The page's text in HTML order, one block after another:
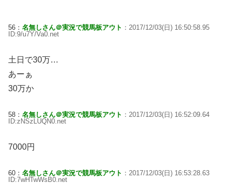
56： 名無しさん＠実況で競馬板アウト ：2017/12/03(日) 16:50:58.95
ID:9/u7Y/Va0.net
土日で30万…
あーぁ
30万か
58： 名無しさん＠実況で競馬板アウト ：2017/12/03(日) 16:52:09.64
ID:zNSzLUQN0.net
7000円
60： 名無しさん＠実況で競馬板アウト ：2017/12/03(日) 16:53:28.63
ID:7wHTwWsB0.net